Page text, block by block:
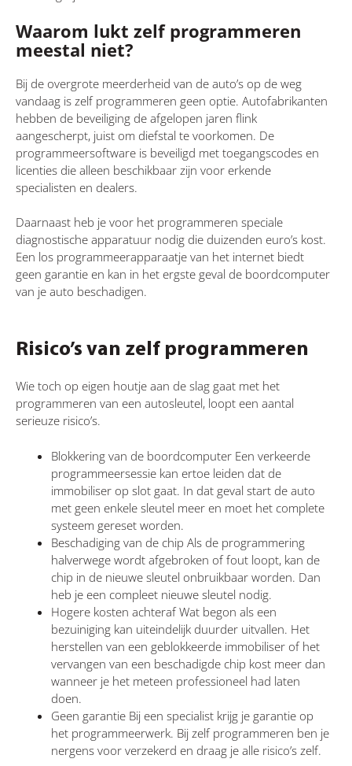
Waarom lukt zelf programmeren
meestal niet?
Bij de overgrote meerderheid van de auto’s op de weg
vandaag is zelf programmeren geen optie. Autofabrikanten
hebben de beveiliging de afgelopen jaren flink
aangescherpt, juist om diefstal te voorkomen. De
programmeersoftware is beveiligd met toegangscodes en
licenties die alleen beschikbaar zijn voor erkende
specialisten en dealers.
Daarnaast heb je voor het programmeren speciale
diagnostische apparatuur nodig die duizenden euro’s kost.
Een los programmeerapparaatje van het internet biedt
geen garantie en kan in het ergste geval de boordcomputer
van je auto beschadigen.
Risico’s van zelf programmeren
Wie toch op eigen houtje aan de slag gaat met het
programmeren van een autosleutel, loopt een aantal
serieuze risico’s.
Blokkering van de boordcomputer Een verkeerde
programmeersessie kan ertoe leiden dat de
immobiliser op slot gaat. In dat geval start de auto
met geen enkele sleutel meer en moet het complete
systeem gereset worden.
Beschadiging van de chip Als de programmering
halverwege wordt afgebroken of fout loopt, kan de
chip in de nieuwe sleutel onbruikbaar worden. Dan
heb je een compleet nieuwe sleutel nodig.
Hogere kosten achteraf Wat begon als een
bezuiniging kan uiteindelijk duurder uitvallen. Het
herstellen van een geblokkeerde immobiliser of het
vervangen van een beschadigde chip kost meer dan
wanneer je het meteen professioneel had laten
doen.
Geen garantie Bij een specialist krijg je garantie op
het programmeerwerk. Bij zelf programmeren ben je
nergens voor verzekerd en draag je alle risico’s zelf.